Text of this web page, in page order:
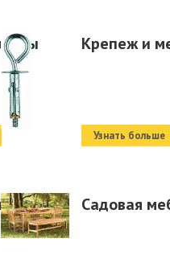
Крепеж и
Узнать больше
Садовая